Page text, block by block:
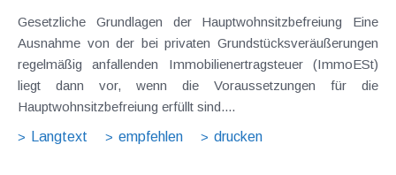
Gesetzliche Grundlagen der Hauptwohnsitzbefreiung Eine
Ausnahme von der bei privaten Grundstücksveräußerungen
regelmäßig anfallenden Immobilienertragsteuer (ImmoESt)
liegt dann vor, wenn die Voraussetzungen für die
Hauptwohnsitzbefreiung erfüllt sind....
Langtext
empfehlen drucken